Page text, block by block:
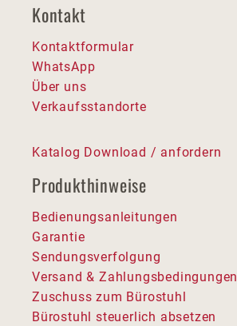
Kontakt
Kontaktformular
WhatsApp
Über uns
Verkaufsstandorte
Katalog Download / anfordern
Produkthinweise
Bedienungsanleitungen
Garantie
Sendungsverfolgung
Versand & Zahlungsbedingungen
Zuschuss zum Bürostuhl
Bürostuhl steuerlich absetzen